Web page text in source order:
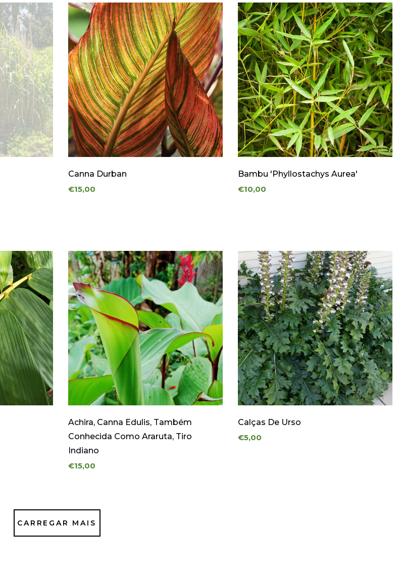
Canna Durban
€15,00
Bambu 'Phyllostachys Aurea'
€10,00
Achira, Canna Edulis, Também
Conhecida Como Araruta, Tiro
Indiano
€15,00
Calças De Urso
€5,00
CARREGAR MAIS